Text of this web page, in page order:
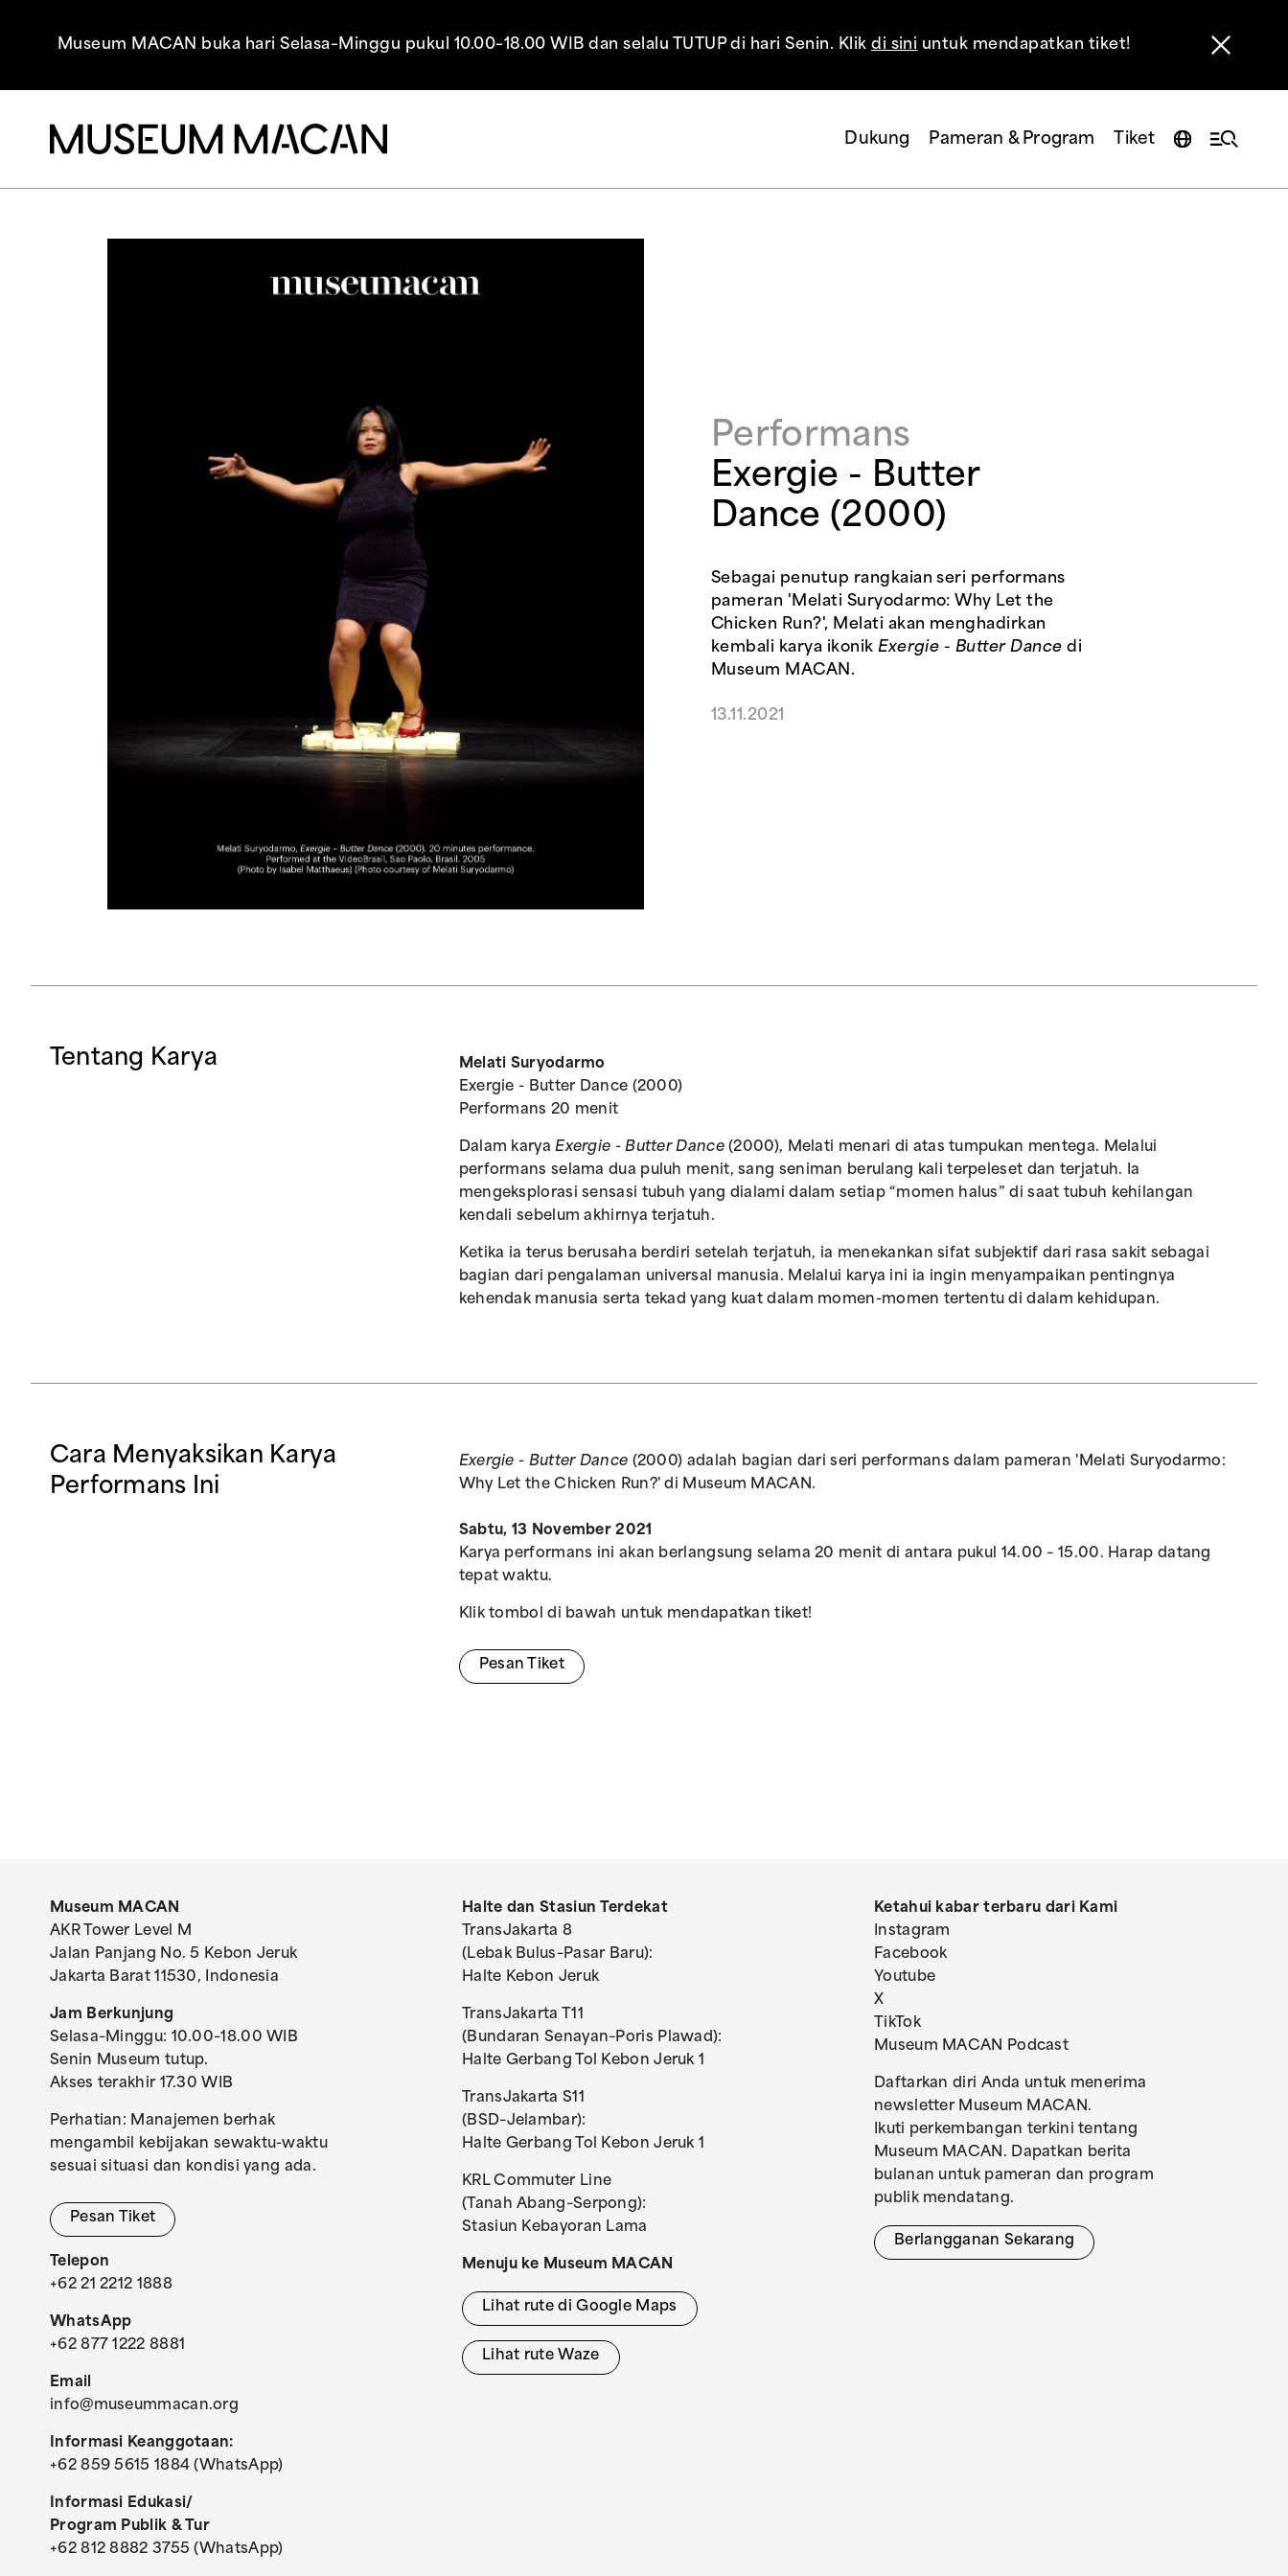
Museum MACAN buka hari Selasa–Minggu pukul 10.00–18.00 WIB dan selalu TUTUP di hari Senin. Klikdi sini untuk mendapatkan tiket!
Dukung Pameran & Program Tiket
Performans
Exergie - Butter
Dance (2000)
Sebagai penutup rangkaian seri performans
pameran 'Melati Suryodarmo: Why Let the
Chicken Run?', Melati akan menghadirkan
kembali karya ikonikExergie - Butter Dance di
Museum MACAN.
13.11.2021
Tentang Karya
Melati Suryodarmo
Exergie - Butter Dance (2000)
Performans 20 menit
Dalam karyaExergie - Butter Dance(2000), Melati menari di atas tumpukan mentega. Melalui
performans selama dua puluh menit, sang seniman berulang kali terpeleset dan terjatuh. Ia
mengeksplorasi sensasi tubuh yang dialami dalam setiap “momen halus” di saat tubuh kehilangan
kendali sebelum akhirnya terjatuh.
Ketika ia terus berusaha berdiri setelah terjatuh, ia menekankan sifat subjektif dari rasa sakit sebagai
bagian dari pengalaman universal manusia. Melalui karya ini ia ingin menyampaikan pentingnya
kehendak manusia serta tekad yang kuat dalam momen-momen tertentu di dalam kehidupan.
Cara Menyaksikan Karya
Performans Ini
Exergie - Butter Dance (2000) adalah bagian dari seri performans dalam pameran 'Melati Suryodarmo:
Why Let the Chicken Run?' di Museum MACAN.
Sabtu, 13 November 2021
Karya performans ini akan berlangsung selama 20 menit di antara pukul 14.00 – 15.00. Harap datang
tepat waktu.
Klik tombol di bawah untuk mendapatkan tiket!
Pesan Tiket
Museum MACAN
AKR Tower Level M
Jalan Panjang No. 5 Kebon Jeruk
Jakarta Barat 11530, Indonesia
Jam Berkunjung
Selasa–Minggu: 10.00–18.00 WIB
Senin Museum tutup.
Akses terakhir 17.30 WIB
Perhatian: Manajemen berhak
mengambil kebijakan sewaktu-waktu
sesuai situasi dan kondisi yang ada.
Pesan Tiket
Telepon
+62 21 2212 1888
WhatsApp
+62 877 1222 8881
Email
info@museummacan.org
Informasi Keanggotaan:
+62 859 5615 1884 (WhatsApp)
Informasi Edukasi/
Program Publik & Tur
+62 812 8882 3755 (WhatsApp)
Halte dan Stasiun Terdekat
TransJakarta 8
(Lebak Bulus–Pasar Baru):
Halte Kebon Jeruk
TransJakarta T11
(Bundaran Senayan–Poris Plawad):
Halte Gerbang Tol Kebon Jeruk 1
TransJakarta S11
(BSD–Jelambar):
Halte Gerbang Tol Kebon Jeruk 1
KRL Commuter Line
(Tanah Abang–Serpong):
Stasiun Kebayoran Lama
Menuju ke Museum MACAN
Lihat rute di Google Maps
Lihat rute Waze
Ketahui kabar terbaru dari Kami
Instagram
Facebook
Youtube
X
TikTok
Museum MACAN Podcast
Daftarkan diri Anda untuk menerima
newsletter Museum MACAN.
Ikuti perkembangan terkini tentang
Museum MACAN. Dapatkan berita
bulanan untuk pameran dan program
publik mendatang.
Berlangganan Sekarang